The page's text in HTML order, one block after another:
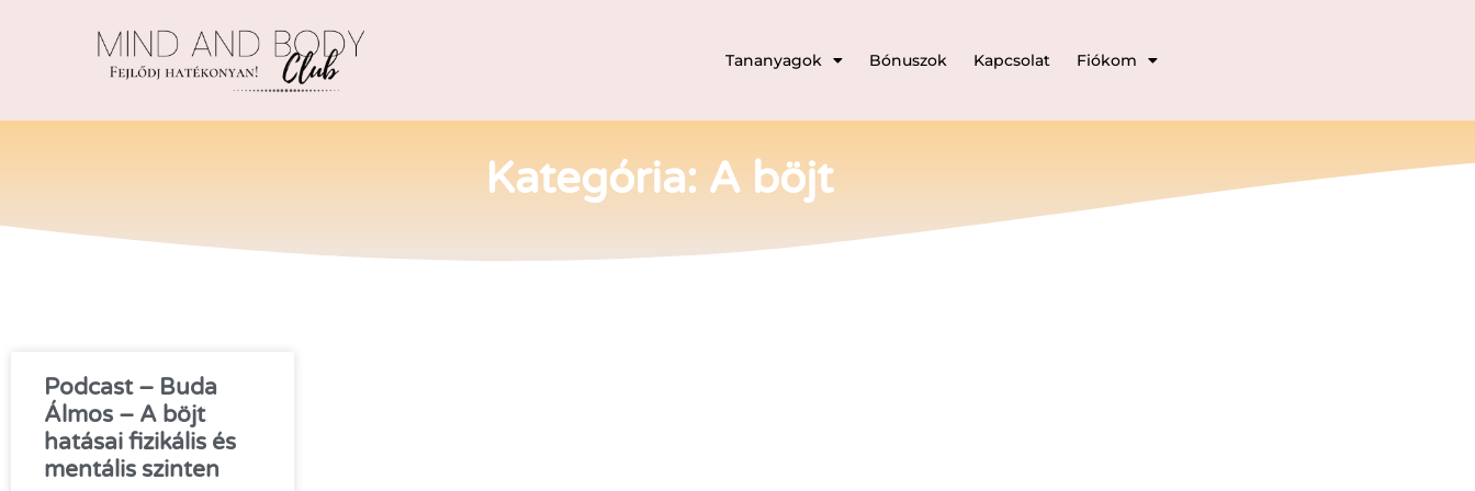
Tananyagok Bónuszok Kapcsolat Fiókom
Kategória: A böjt
Podcast – Buda
Álmos – A böjt
hatásai fizikális és
mentális szinten